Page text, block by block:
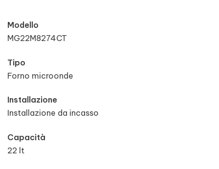
Modello
MG22M8274CT
Tipo
Forno microonde
Installazione
Installazione da incasso
Capacità
22 lt